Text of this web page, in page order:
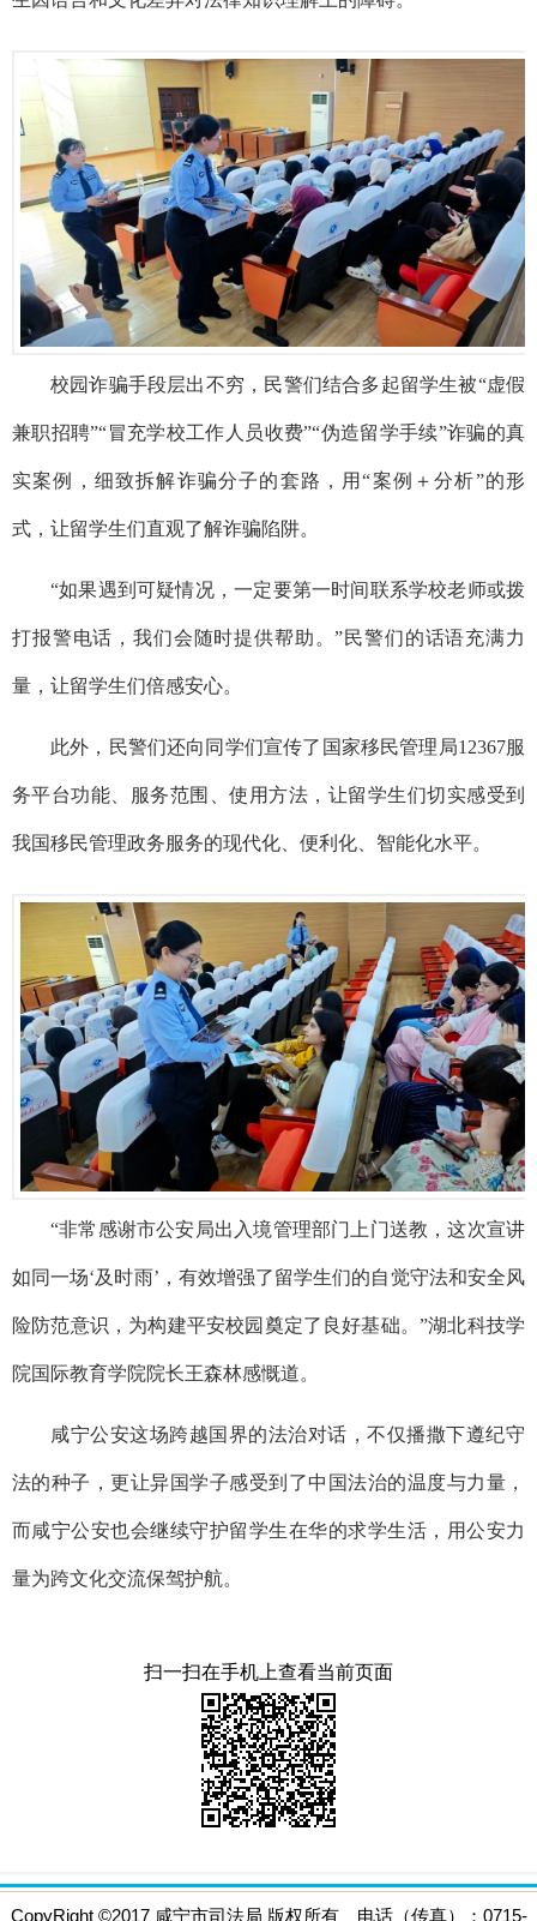
校园诈骗手段层出不穷， 民警们结合多起留学生被“虚假
兼职招聘”“冒充学校工作人员收费”“伪造留学手续”诈骗的真
实案例，细致拆解诈骗分子的套路，用“案例＋分析”的形
式，让留学生们直观了解诈骗陷阱。
“如果遇到可疑情况，一定要第一时间联系学校老师或拨
打报警电话，我们会随时提供帮助。”民警们的话语充满力
量，让留学生们倍感安心。
此外， 民警们还向同学们宣传了国家移民管理局12367服
务平台功能、服务范围、使用方法， 让留学生们切实感受到
我国移民管理政务服务的现代化、便利化、智能化水平。
“非常感谢市公安局出入境管理部门上门送教，这次宣讲
如同一场‘及时雨’，有效增强了留学生们的自觉守法和安全风
险防范意识，为构建平安校园奠定了良好基础。”湖北科技学
院国际教育学院院长王森林感慨道。
咸宁公安这场跨越国界的法治对话，不仅播撒下遵纪守
法的种子，更让异国学子感受到了中国法治的温度与力量，
而咸宁公安也会继续守护留学生在华的求学生活，用公安力
量为跨文化交流保驾护航。
扫一扫在手机上查看当前页面
CopyRight ©2017 咸宁市司法局 版权所有 电话（传真）：0715-